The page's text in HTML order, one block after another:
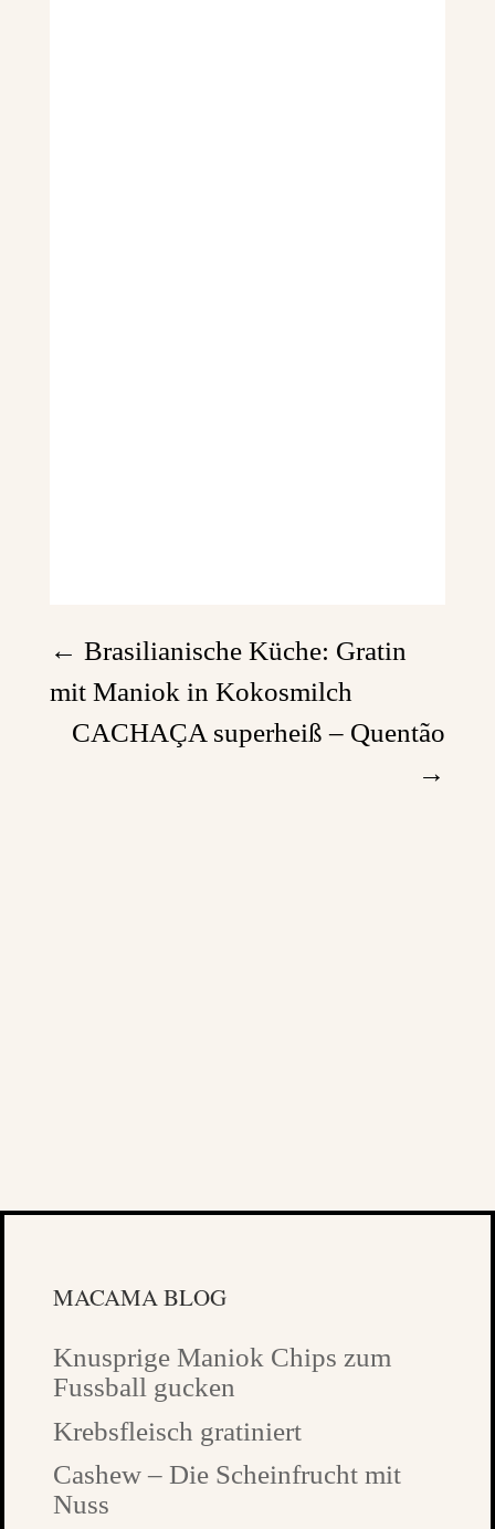
← Brasilianische Küche: Gratin
mit Maniok in Kokosmilch
CACHAÇA superheiß – Quentão
→
MACAMA BLOG
Knusprige Maniok Chips zum
Fussball gucken
Krebsfleisch gratiniert
Cashew – Die Scheinfrucht mit
Nuss